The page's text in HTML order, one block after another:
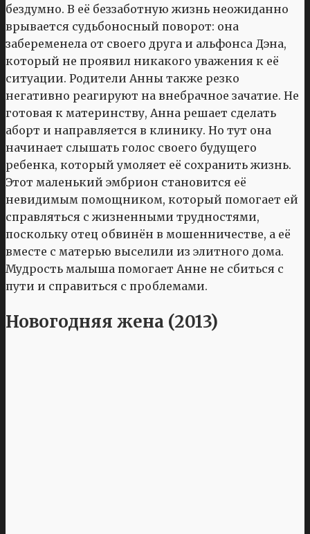
бездумно. В её беззаботную жизнь неожиданно
врывается судьбоносный поворот: она
забеременела от своего друга и альфонса Дэна,
который не проявил никакого уважения к её
ситуации. Родители Анны также резко
негативно реагируют на внебрачное зачатие. Не
готовая к материнству, Анна решает сделать
аборт и направляется в клинику. Но тут она
начинает слышать голос своего будущего
ребенка, который умоляет её сохранить жизнь.
Этот маленький эмбрион становится её
невидимым помощником, который помогает ей
справляться с жизненными трудностями,
поскольку отец обвинён в мошенничестве, а её
вместе с матерью выселили из элитного дома.
Мудрость малыша помогает Анне не сбиться с
пути и справиться с проблемами.
Новогодняя жена (2013)